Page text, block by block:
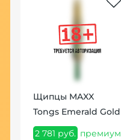
Щипцы MAXX
Tongs Emerald Gold
2 781 руб. премиум